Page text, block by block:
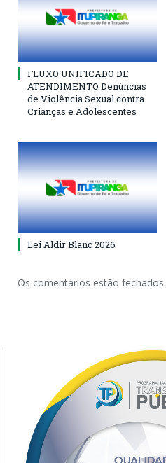
FLUXO UNIFICADO DE
ATENDIMENTO Denúncias
de Violência Sexual contra
Crianças e Adolescentes
Lei Aldir Blanc 2026
Os comentários estão fechados.